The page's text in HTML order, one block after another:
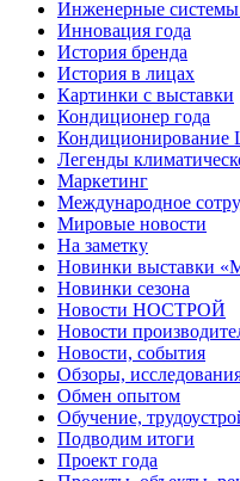
Инженерные системы
Инновация года
История бренда
История в лицах
Картинки с выставки
Кондиционер года
Легенды
Маркетинг
Международное
Мировые новости
На заметку
Новинки выставки
Новинки сезона
Новости НОСТРОЙ
Новости
Новости, события
Обзоры,
Обмен опытом
Обучение,
Подводим итоги
Проект года